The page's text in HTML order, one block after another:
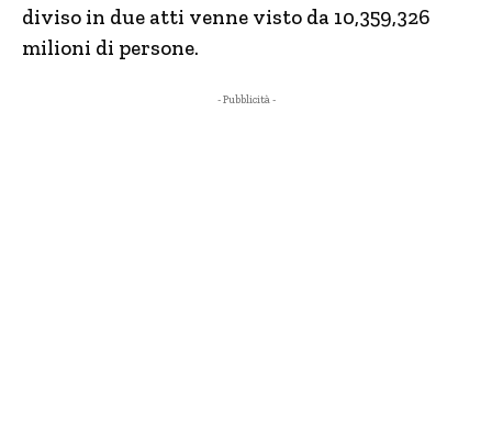
diviso in due atti venne visto da 10,359,326
milioni di persone.
- Pubblicità -